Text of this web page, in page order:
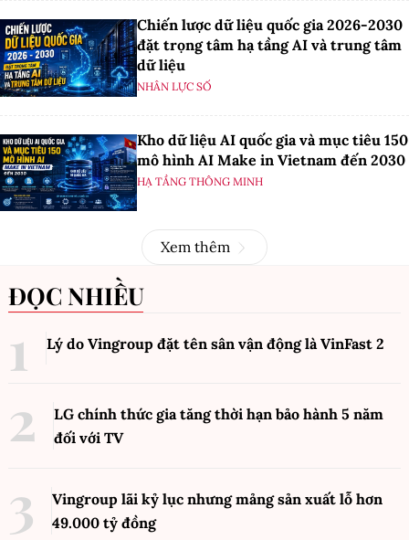
Chiến lược dữ liệu quốc gia 2026-2030
đặt trọng tâm hạ tầng AI và trung tâm
dữ liệu
NHÂN LỰC SỐ
Kho dữ liệu AI quốc gia và mục tiêu 150
mô hình AI Make in Vietnam đến 2030
HẠ TẦNG THÔNG MINH
Xem thêm
ĐỌC NHIỀU
Lý do Vingroup đặt tên sân vận động là VinFast 2
LG chính thức gia tăng thời hạn bảo hành 5 năm
đối với TV
Vingroup lãi kỷ lục nhưng mảng sản xuất lỗ hơn
49.000 tỷ đồng